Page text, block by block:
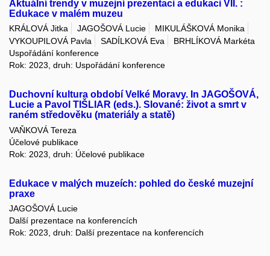
Aktuální trendy v muzejní prezentaci a edukaci VII. :
Edukace v malém muzeu
KRÁLOVÁ Jitka JAGOŠOVÁ Lucie
MIKULÁŠKOVÁ Monika
VYKOUPILOVÁ Pavla
SADÍLKOVÁ Eva
BRHLÍKOVÁ Markéta
Uspořádání konference
Rok: 2023, druh: Uspořádání konference
Duchovní kultura období Velké Moravy. In JAGOŠOVÁ,
Lucie a Pavol TIŠLIAR (eds.). Slované: život a smrt v
raném středověku (materiály a statě)
VAŇKOVÁ Tereza
Účelové publikace
Rok: 2023, druh: Účelové publikace
Edukace v malých muzeích: pohled do české muzejní
praxe
JAGOŠOVÁ Lucie
Další prezentace na konferencích
Rok: 2023, druh: Další prezentace na konferencích